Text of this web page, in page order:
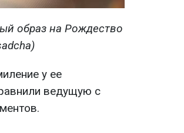
образ на Рождество
у ее
ведущую с